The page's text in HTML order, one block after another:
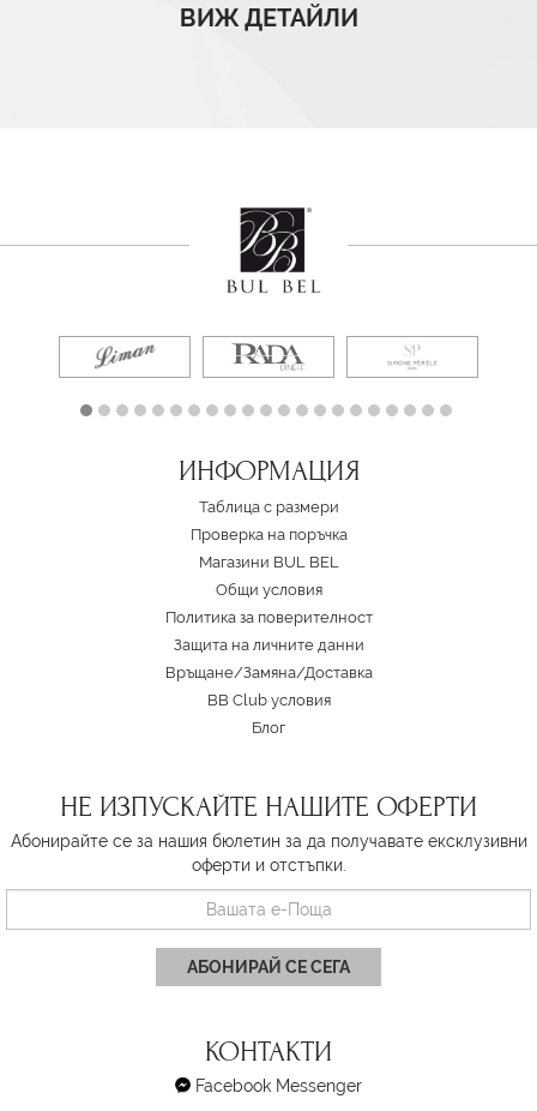
ВИЖ ДЕТАЙЛИ
ИНФОРМАЦИЯ
Таблица с размери
Проверка на поръчка
Магазини BUL BEL
Oбщи условия
Политика за поверителност
Защита на личните данни
Връщане/Замяна/Доставка
BB Club условия
Блог
НЕ ИЗПУСКАЙТЕ НАШИТЕ ОФЕРТИ
Абонирайте се за нашия бюлетин за да получавате ексклузивни
оферти и отстъпки.
АБОНИРАЙ СЕ СЕГА
КОНТАКТИ
Facebook Messenger